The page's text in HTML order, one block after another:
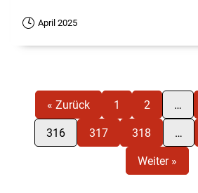
April 2025
« Zurück 1 2 …
316 317 318 …
Weiter »